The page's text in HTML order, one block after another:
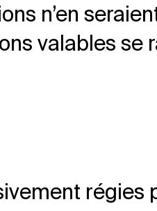
n’en
valables se
régies